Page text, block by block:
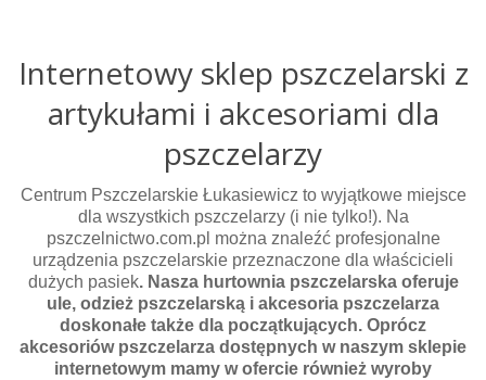
Internetowy sklep pszczelarski z
artykułami i akcesoriami dla
pszczelarzy
Centrum Pszczelarskie Łukasiewicz to wyjątkowe miejsce
dla wszystkich pszczelarzy (i nie tylko!). Na
pszczelnictwo.com.pl można znaleźć profesjonalne
urządzenia pszczelarskie przeznaczone dla właścicieli
dużych pasiek. Nasza hurtownia pszczelarska oferuje
ule, odzież pszczelarską i akcesoria pszczelarza
doskonałe także dla początkujących. Oprócz
akcesoriów pszczelarza dostępnych w naszym sklepie
internetowym mamy w ofercie również wyroby